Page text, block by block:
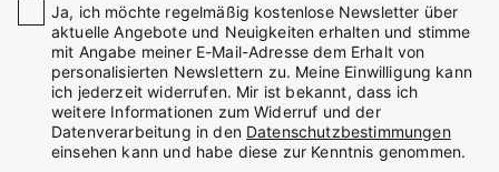
Ja, ich möchte regelmäßig kostenlose Newsletter über
aktuelle Angebote und Neuigkeiten erhalten und stimme
mit Angabe meiner E-Mail-Adresse dem Erhalt von
personalisierten Newslettern zu. Meine Einwilligung kann
ich jederzeit widerrufen. Mir ist bekannt, dass ich
weitere Informationen zum Widerruf und der
Datenverarbeitung in den Datenschutzbestimmungen
einsehen kann und habe diese zur Kenntnis genommen.